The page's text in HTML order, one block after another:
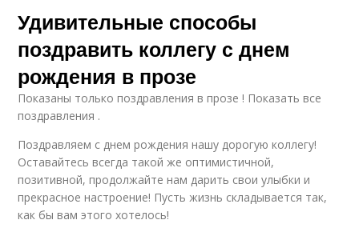
Удивительные способы
поздравить коллегу с днем
рождения в прозе
Показаны только поздравления в прозе ! Показать все
поздравления .
Поздравляем с днем рождения нашу дорогую коллегу!
Оставайтесь всегда такой же оптимистичной,
позитивной, продолжайте нам дарить свои улыбки и
прекрасное настроение! Пусть жизнь складывается так,
как бы вам этого хотелось!